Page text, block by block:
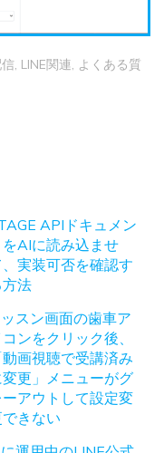
信 LINE関連 よくある質
APIドキュメン
をAIに読み込ませ
実装可否を確認す
方法
スン画面の歯車ア
ンをクリック後、
動画視聴で受講済み
変更」メニューがグ
ーアウトして設定変
きない